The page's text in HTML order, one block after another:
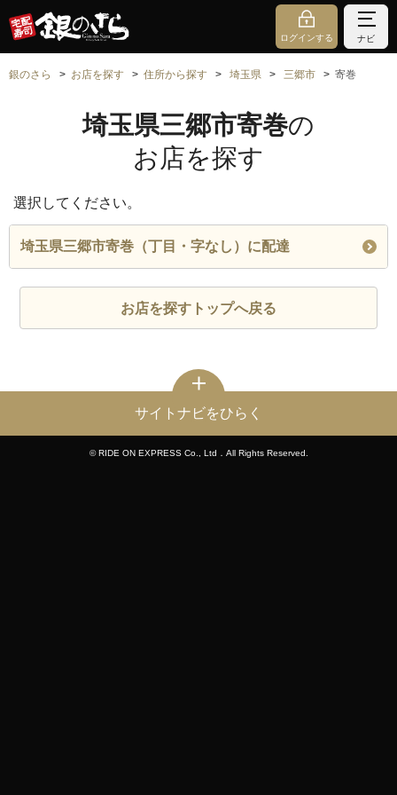
ログインする ナビ
銀のさら お店を探す 住所から探す 埼玉県 三郷市 寄巻
埼玉県三郷市寄巻の
お店を探す
選択してください。
埼玉県三郷市寄巻（丁目・字なし）に配達
お店を探すトップへ戻る
サイトナビをひらく
© RIDE ON EXPRESS Co., Ltd．All Rights Reserved.